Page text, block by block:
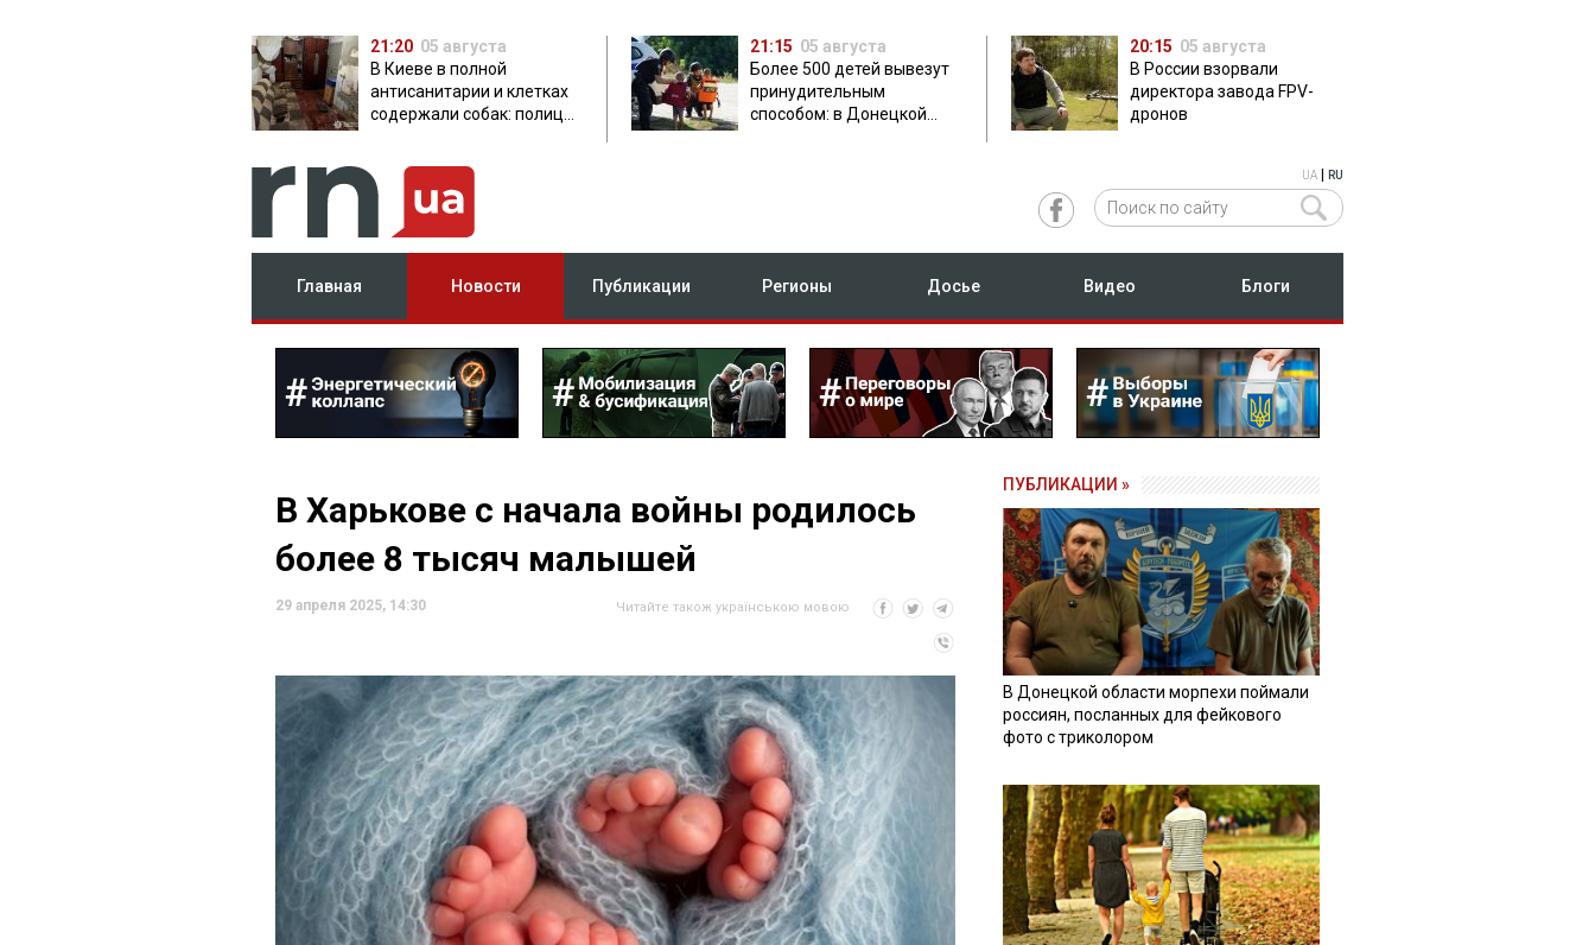
21:20 05 августа
В Киеве в полной
антисанитарии и клетках
содержали собак: полиция
21:15 05 августа
Более 500 детей вывезут
принудительным
способом: в Донецкой
20:15 05 августа
В России взорвали
директора завода FPV-
дронов
UA RU
Главная Новости Публикации Регионы Досье Видео Блоги
В Харькове с начала войны родилось
более 8 тысяч малышей
29 апреля 2025, 14:30 Читайте також українською мовою
ПУБЛИКАЦИИ »
В Донецкой области морпехи поймали
россиян, посланных для фейкового
фото с триколором